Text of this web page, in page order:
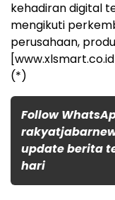
kehadiran digital
mengikuti
perusahaan,
(*)
Follow
update berita
hari